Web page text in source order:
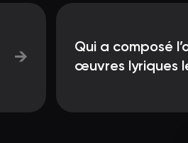
→
Qui a composé
œuvres lyriques